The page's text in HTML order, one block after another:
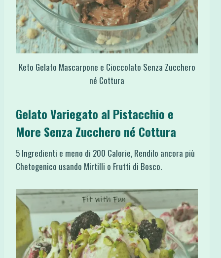
Keto Gelato Mascarpone e Cioccolato Senza Zucchero
né Cottura
Gelato Variegato al Pistacchio e
More Senza Zucchero né Cottura
5 Ingredienti e meno di 200 Calorie, Rendilo ancora più
Chetogenico usando Mirtilli o Frutti di Bosco.